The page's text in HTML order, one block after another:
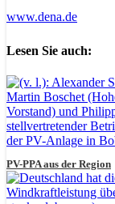
www.dena.de
Lesen Sie auch:
PV-PPA aus der Region